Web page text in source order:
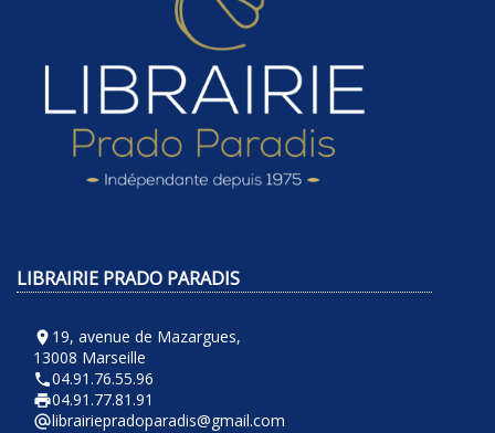
LIBRAIRIE PRADO PARADIS
room 19, avenue de Mazargues,
13008 Marseille
phone04.91.76.55.96
local_printshop04.91.77.81.91
alternate_emaillibrairiepradoparadis@gmail.com